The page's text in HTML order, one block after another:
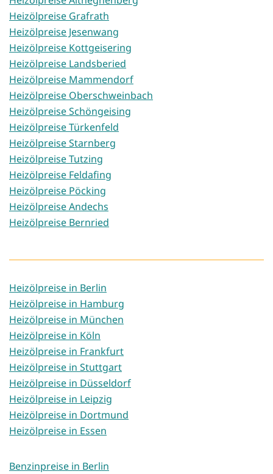
Heizölpreise Grafrath
Heizölpreise Jesenwang
Heizölpreise Kottgeisering
Heizölpreise Landsberied
Heizölpreise Mammendorf
Heizölpreise Oberschweinbach
Heizölpreise Schöngeising
Heizölpreise Türkenfeld
Heizölpreise Starnberg
Heizölpreise Tutzing
Heizölpreise Feldafing
Heizölpreise Pöcking
Heizölpreise Andechs
Heizölpreise Bernried
Heizölpreise in Berlin
Heizölpreise in Hamburg
Heizölpreise in München
Heizölpreise in Köln
Heizölpreise in Frankfurt
Heizölpreise in Stuttgart
Heizölpreise in Düsseldorf
Heizölpreise in Leipzig
Heizölpreise in Dortmund
Heizölpreise in Essen
Benzinpreise in Berlin